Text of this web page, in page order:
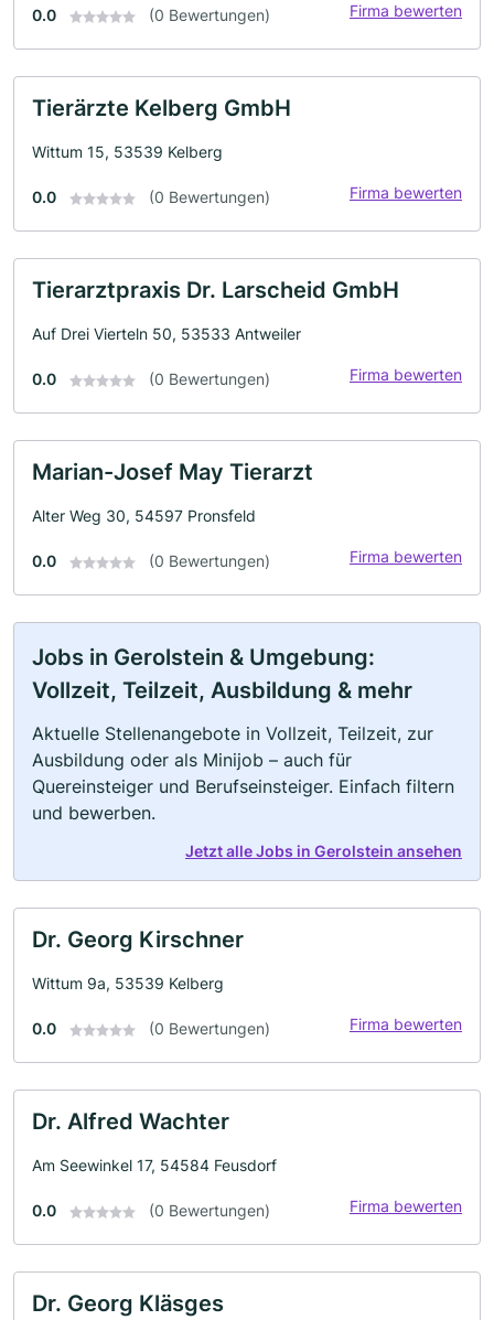
0.0 (0 Bewertungen) Firma bewerten
Tierärzte Kelberg GmbH
Wittum 15, 53539 Kelberg
0.0 (0 Bewertungen) Firma bewerten
Tierarztpraxis Dr. Larscheid GmbH
Auf Drei Vierteln 50, 53533 Antweiler
0.0 (0 Bewertungen) Firma bewerten
Marian-Josef May Tierarzt
Alter Weg 30, 54597 Pronsfeld
0.0 (0 Bewertungen) Firma bewerten
Jobs in Gerolstein & Umgebung:
Vollzeit, Teilzeit, Ausbildung & mehr
Aktuelle Stellenangebote in Vollzeit, Teilzeit, zur
Ausbildung oder als Minijob – auch für
Quereinsteiger und Berufseinsteiger. Einfach filtern
und bewerben.
Jetzt alle Jobs in Gerolstein ansehen
Dr. Georg Kirschner
Wittum 9a, 53539 Kelberg
0.0 (0 Bewertungen) Firma bewerten
Dr. Alfred Wachter
Am Seewinkel 17, 54584 Feusdorf
0.0 (0 Bewertungen) Firma bewerten
Dr. Georg Kläsges